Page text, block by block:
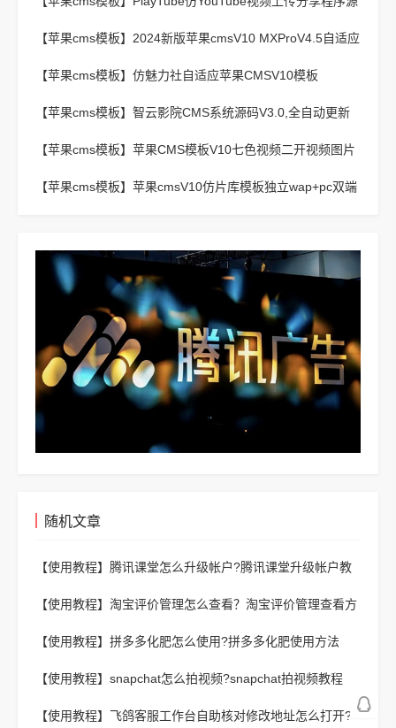
【苹果cms模板】 2024新版苹果cmsV10 MXProV4.5自适应
【苹果cms模板】 仿魅力社自适应苹果CMSV10模板
【苹果cms模板】 智云影院CMS系统源码V3.0,全自动更新
【苹果cms模板】 苹果CMS模板V10七色视频二开视频图片
【苹果cms模板】 苹果cmsV10仿片库模板独立wap+pc双端
随机文章
【使用教程】
腾讯课堂怎么升级帐户?腾讯课堂升级帐户教
【使用教程】 淘宝评价管理怎么查看？淘宝评价管理查看方
【使用教程】 拼多多化肥怎么使用?拼多多化肥使用方法
【使用教程】 snapchat怎么拍视频?snapchat拍视频教程
【使用教程】 飞鸽客服工作台自助核对修改地址怎么打开?